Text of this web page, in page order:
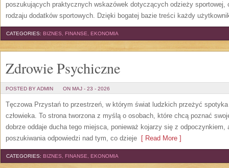
poszukujących praktycznych wskazówek dotyczących odzieży sportowej,
rodzaju dodatków sportowych. Dzięki bogatej bazie treści każdy
CATEGORIES: BIZNES, FINANSE, EKONOMIA
Zdrowie Psychiczne
POSTED BY ADMIN ON MAJ - 23 - 2026
Tęczowa Przystań to przestrzeń, w którym świat ludzkich przeżyć
człowieka. To strona tworzona z myślą o osobach, które chcą poznać
dobrze oddaje ducha tego miejsca, ponieważ kojarzy się z odpoczynkiem,
poszukiwania odpowiedzi nad tym, co dzieje [ Read More ]
CATEGORIES: BIZNES, FINANSE, EKONOMIA